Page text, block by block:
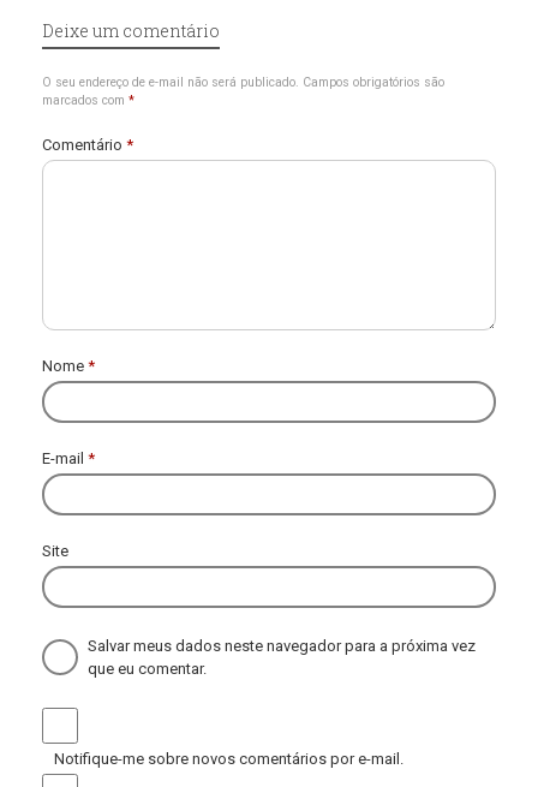
Deixe um comentário
O seu endereço de e-mail não será publicado. Campos obrigatórios são
marcados com *
Comentário *
Nome *
E-mail *
Site
Salvar meus dados neste navegador para a próxima vez
que eu comentar.
Notifique-me sobre novos comentários por e-mail.